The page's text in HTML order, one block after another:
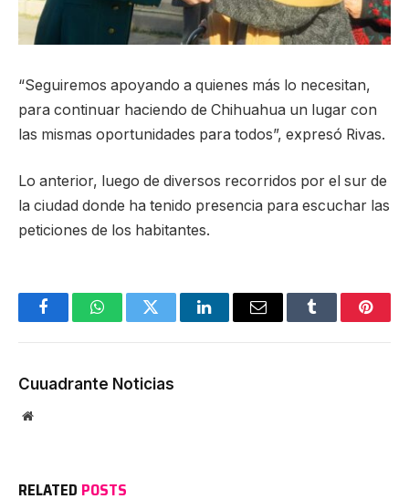
“Seguiremos apoyando a quienes más lo necesitan,
para continuar haciendo de Chihuahua un lugar con
las mismas oportunidades para todos”, expresó Rivas.
Lo anterior, luego de diversos recorridos por el sur de
la ciudad donde ha tenido presencia para escuchar las
peticiones de los habitantes.
FacebookWhatsAppTwitter LinkedInEmail Tumblr
Cuuadrante Noticias
Website
RELATED POSTS